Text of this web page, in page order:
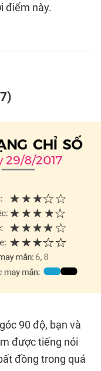
điểm này.
90 độ, bạn và
được tiếng nói
đồng trong quá